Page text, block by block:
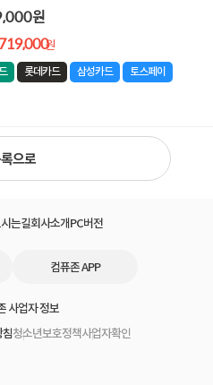
512GB/Win11Pro) [기본제품] ★쿠
금증정★
원
원
롯데카드 삼성카드
토스페이
으로
는길회사소개PC버전
컴퓨존 APP
사업자 정보
청소년보호정책사업자확인